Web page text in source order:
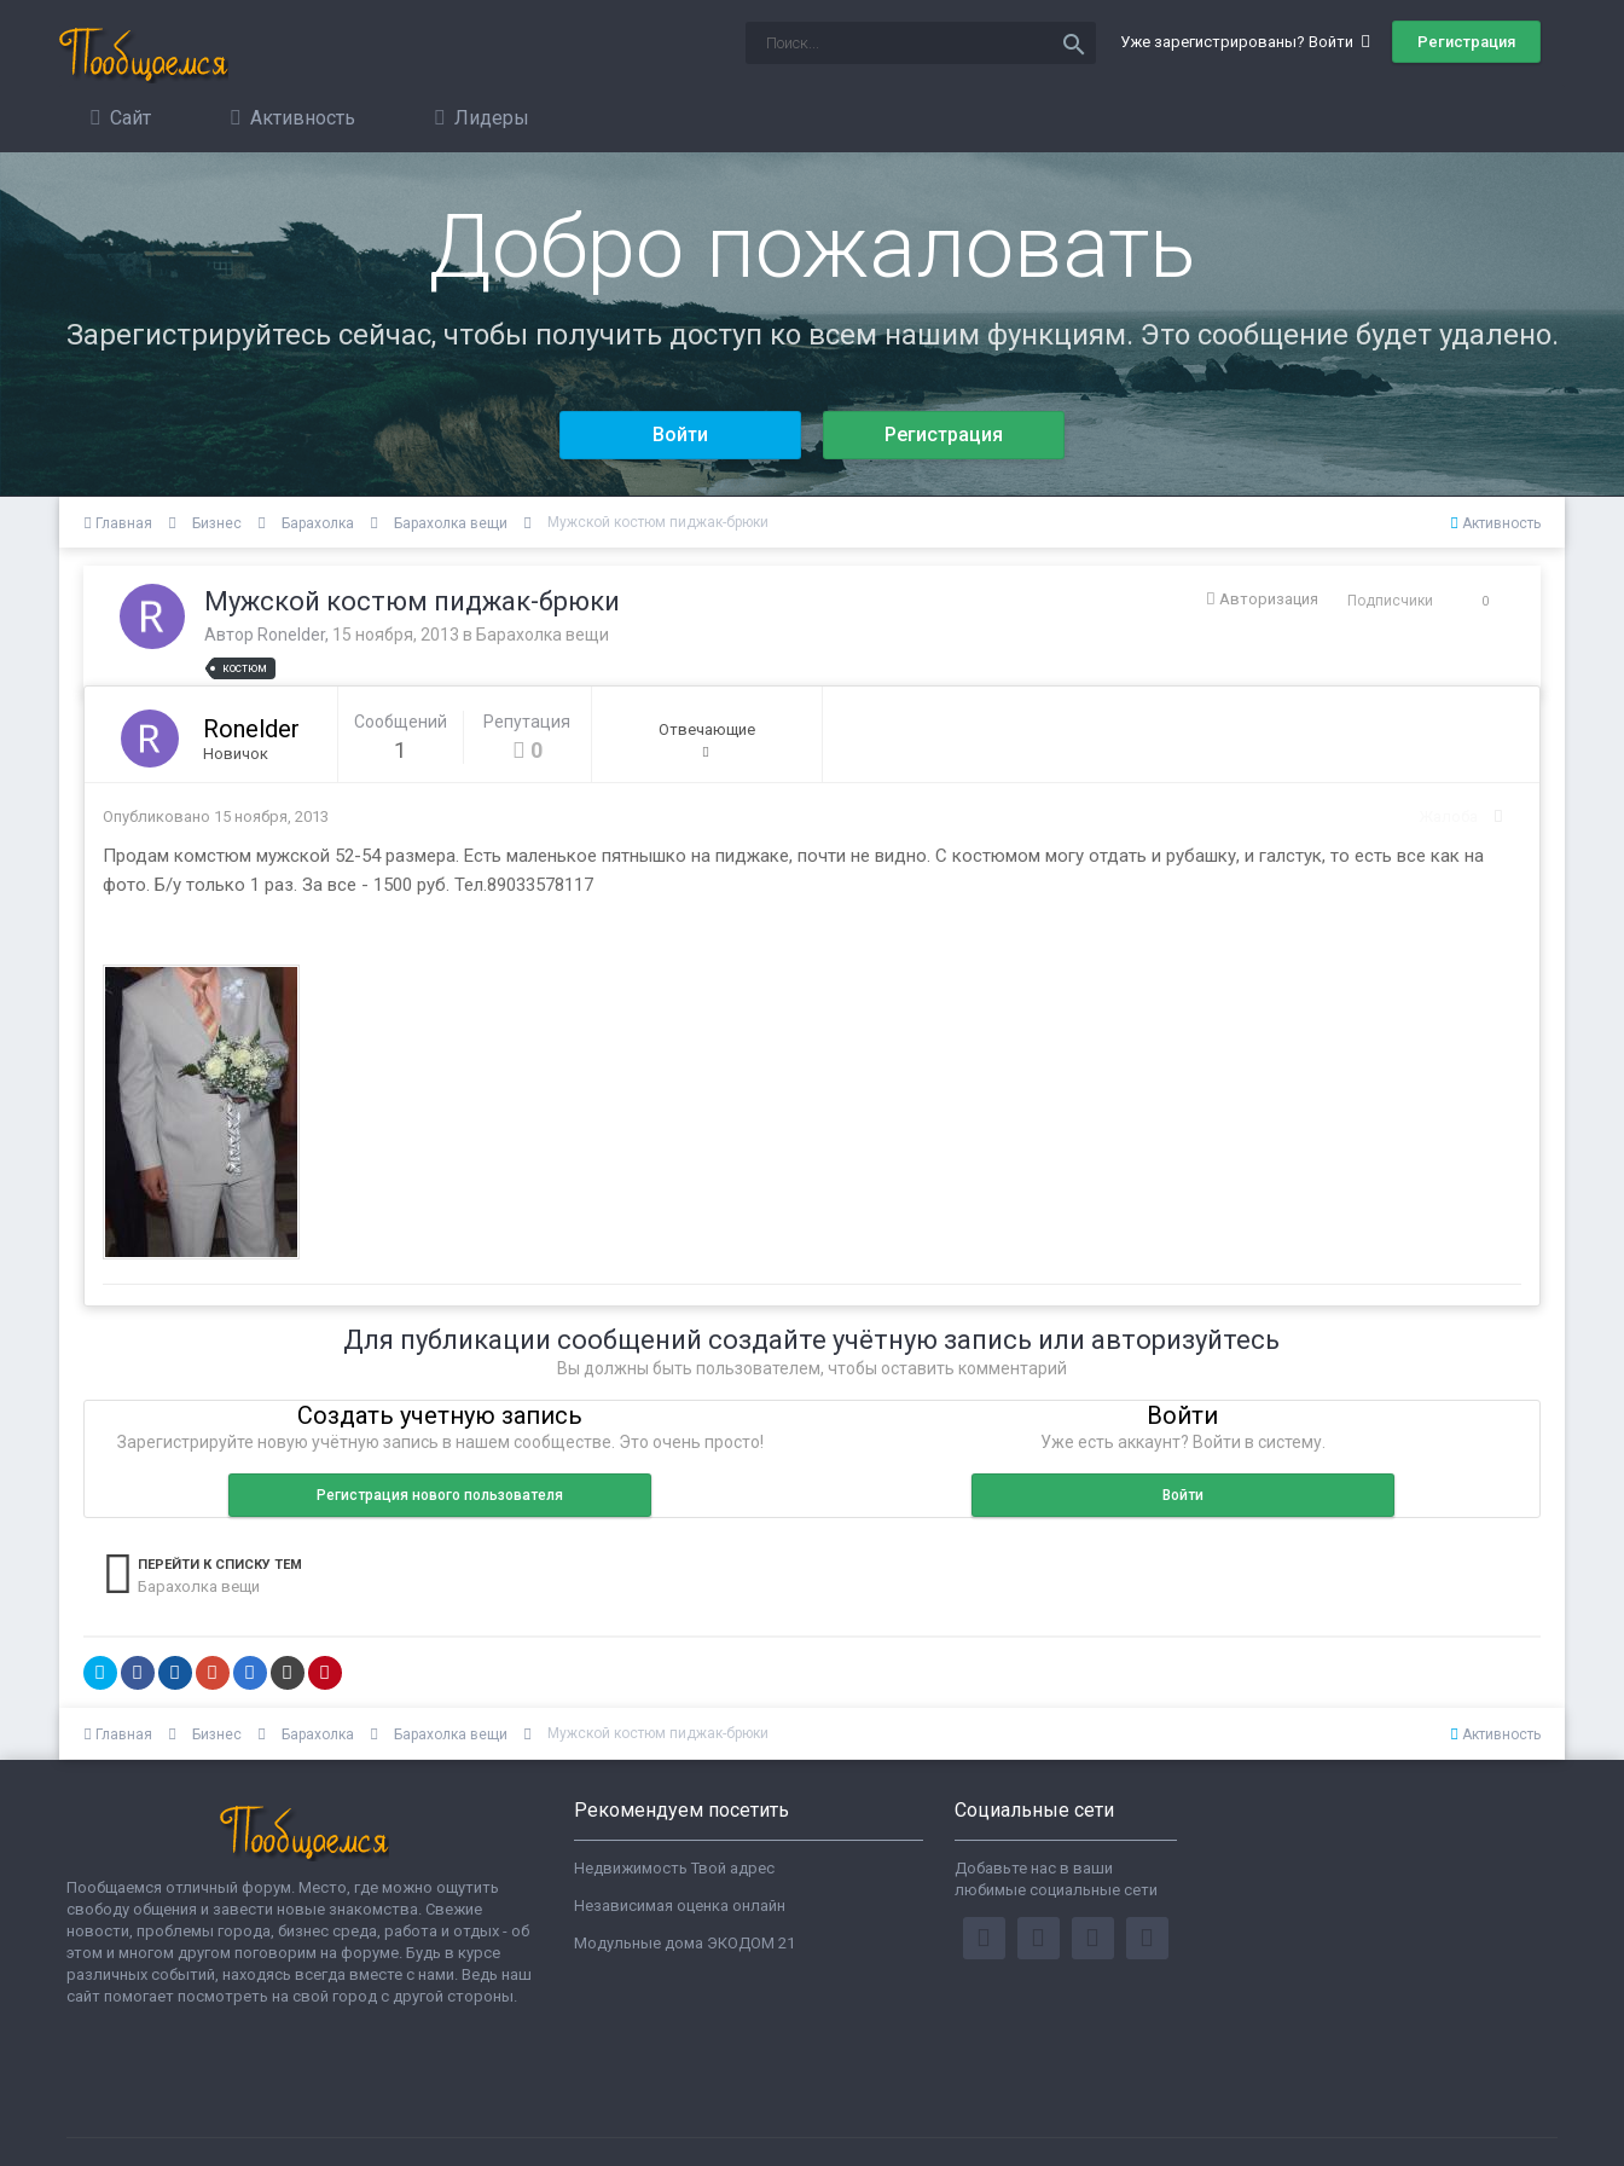
Уже зарегистрированы? Войти Регистрация
search
Сайт Активность Лидеры
Добро пожаловать
Зарегистрируйтесь сейчас, чтобы получить доступ ко всем нашим функциям. Это сообщение будет удалено.
Войти Регистрация
Активность
Главная Бизнес Барахолка Барахолка вещи Мужской костюм пиджак-брюки
Авторизация Подписчики 0
Мужской костюм пиджак-брюки
Автор Ronelder, 15 ноября, 2013 в Барахолка вещи
костюм
Ronelder
Новичок
Сообщений
1
Репутация
0
Отвечающие
Опубликовано 15 ноября, 2013
Продам комстюм мужской 52-54 размера. Есть маленькое пятнышко на пиджаке, почти не видно. С костюмом могу отдать и рубашку, и галстук, то есть все как на
фото. Б/у только 1 раз. За все - 1500 руб. Тел.89033578117
Для публикации сообщений создайте учётную запись или авторизуйтесь
Вы должны быть пользователем, чтобы оставить комментарий
Создать учетную запись
Зарегистрируйте новую учётную запись в нашем сообществе. Это очень просто!
Регистрация нового пользователя
Войти
Уже есть аккаунт? Войти в систему.
Войти
ПЕРЕЙТИ К СПИСКУ ТЕМ
Барахолка вещи
Активность
Главная Бизнес Барахолка Барахолка вещи Мужской костюм пиджак-брюки
Пообщаемся отличный форум. Место, где можно ощутить
свободу общения и завести новые знакомства. Свежие
новости, проблемы города, бизнес среда, работа и отдых - об
этом и многом другом поговорим на форуме. Будь в курсе
различных событий, находясь всегда вместе с нами. Ведь наш
сайт помогает посмотреть на свой город с другой стороны.
Рекомендуем посетить
Недвижимость Твой адрес
Независимая оценка онлайн
Модульные дома ЭКОДОМ 21
Социальные сети
Добавьте нас в ваши
любимые социальные сети